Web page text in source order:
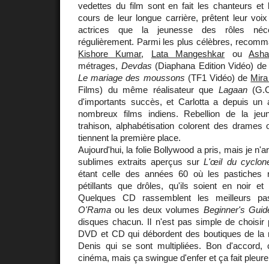
vedettes du film sont en fait les chanteurs et
cours de leur longue carrière, prêtent leur
actrices que la jeunesse des rôles
régulièrement. Parmi les plus célèbres,
Kishore Kumar, Lata Mangeshkar ou
métrages, Devdas (Diaphana Edition Vidéo) de
Le mariage des moussons (TF1 Vidéo) de
Films) du même réalisateur que Lagaan
d'importants succès, et Carlotta a depuis un
nombreux films indiens. Rebellion de la
trahison, alphabétisation colorent des
tiennent la première place.
Aujourd'hui, la folie Bollywood a pris, mais je
sublimes extraits aperçus surL'œil du
étant celle des années 60 où les pastiches
pétillants que drôles, qu'ils soient en noir et
Quelques CD rassemblent les meilleurs
O'Rama ou les deux volumes Beginner's
disques chacun. Il n'est pas simple de choisir
DVD et CD qui débordent des boutiques de la
Denis qui se sont multipliées. Bon
cinéma, mais ça swingue d'enfer et ça fait